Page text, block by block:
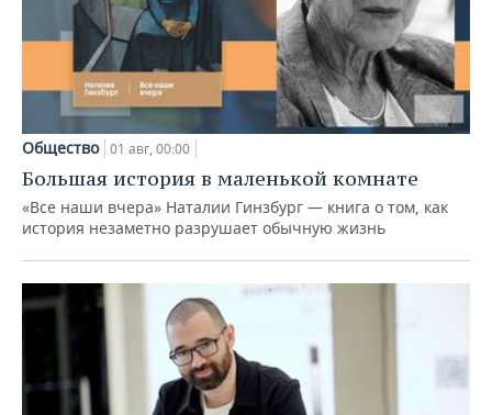
Общество 01 авг, 00:00
Большая история в маленькой комнате
«Все наши вчера» Наталии Гинзбург — книга о том, как
история незаметно разрушает обычную жизнь